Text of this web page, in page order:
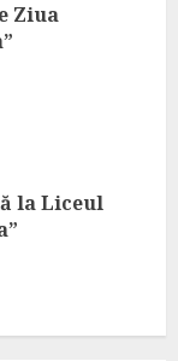
Ziua
la Liceul